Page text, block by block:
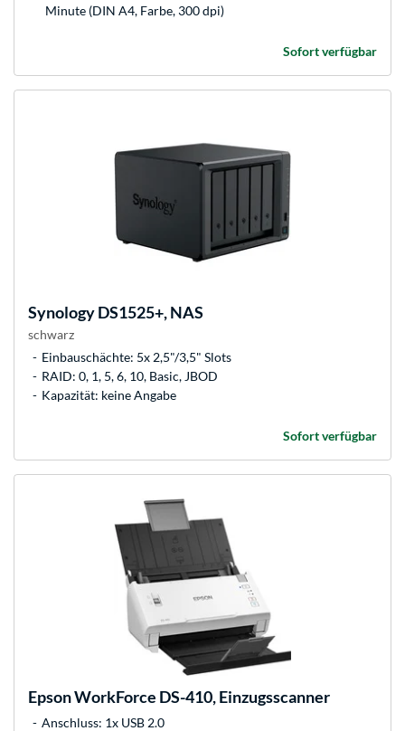
Minute (DIN A4, Farbe, 300 dpi)
Sofort verfügbar
SynologyDS1525+, NAS
schwarz
Einbauschächte: 5x 2,5"/3,5" Slots
RAID: 0, 1, 5, 6, 10, Basic, JBOD
Kapazität: keine Angabe
Sofort verfügbar
EpsonWorkForce DS-410, Einzugsscanner
Anschluss: 1x USB 2.0